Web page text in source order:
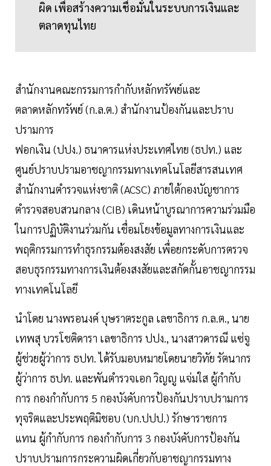
ผิด เพื่อสร้างความเชื่อมั่นในระบบการเงินและ
ตลาดทุนไทย
สำนักงานคณะกรรมการกำกับหลักทรัพย์และ
ตลาดหลักทรัพย์ (ก.ล.ต.) สำนักงานป้องกันและปราบ
ปรามการ
ฟอกเงิน (ปปง.) ธนาคารแห่งประเทศไทย (ธปท.) และ
ศูนย์ปราบปรามอาชญากรรมทางเทคโนโลยีสารสนเทศ
สำนักงานตำรวจแห่งชาติ (ACSC) ภายใต้กองบัญชาการ
ตำรวจสอบสวนกลาง (CIB) เดินหน้าบูรณาการความร่วมมือ
ในการปฏิบัติงานร่วมกัน เชื่อมโยงข้อมูลทางการเงินและ
พฤติกรรมการทำธุรกรรมต้องสงสัย เพื่อยกระดับการตรวจ
สอบธุรกรรมทางการเงินต้องสงสัยและสกัดกั้นอาชญากรรม
ทางเทคโนโลยี
นำโดย นางพรอนงค์ บุษราตระกูล เลขาธิการ ก.ล.ต., นาย
เทพสุ บวรโชติดารา เลขาธิการ ปปง., นางสาวดารณี แซ่จู
ผู้ช่วยผู้ว่าการ ธปท. ได้รับมอบหมายโดยนายวิทัย รัตนากร
ผู้ว่าการ ธปท. และพันตำรวจเอก วิญญู แจ่มใส ผู้กำกับ
การ กองกำกับการ 5 กองบังคับการป้องกันปราบปรามการ
ทุจริตและประพฤติมิชอบ (บก.ปปป.) รักษาราชการ
แทน ผู้กำกับการ กองกำกับการ 3 กองบังคับการป้องกัน
ปราบปรามการกระความผิดเกี่ยวกับอาชญากรรมทาง